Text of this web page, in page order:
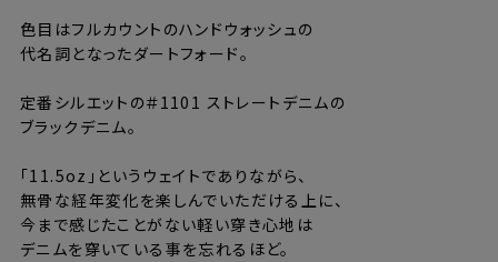
色目はフルカウントのハンドウォッシュの
代名詞となったダートフォード。
定番シルエットの＃1101 ストレートデニムの
ブラックデニム。
「11.5oz」というウェイトでありながら、
無骨な経年変化を楽しんでいただける上に、
今まで感じたことがない軽い穿き心地は
デニムを穿いている事を忘れるほど。